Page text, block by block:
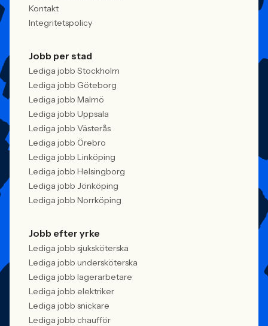
Kontakt
Integritetspolicy
Jobb per stad
Lediga jobb Stockholm
Lediga jobb Göteborg
Lediga jobb Malmö
Lediga jobb Uppsala
Lediga jobb Västerås
Lediga jobb Örebro
Lediga jobb Linköping
Lediga jobb Helsingborg
Lediga jobb Jönköping
Lediga jobb Norrköping
Jobb efter yrke
Lediga jobb sjuksköterska
Lediga jobb undersköterska
Lediga jobb lagerarbetare
Lediga jobb elektriker
Lediga jobb snickare
Lediga jobb chaufför